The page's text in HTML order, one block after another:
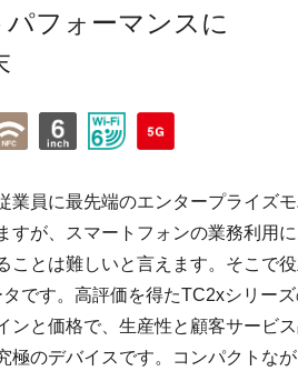
フォーマンスに
業員に最先端のエンタープライズ
すが、スマートフォンの業務利用
ことは難しいと言えます。そこで
です。高評価を得たTC2xシリーズ
ンと価格で、生産性と顧客サービ
極のデバイスです。コンパクトな